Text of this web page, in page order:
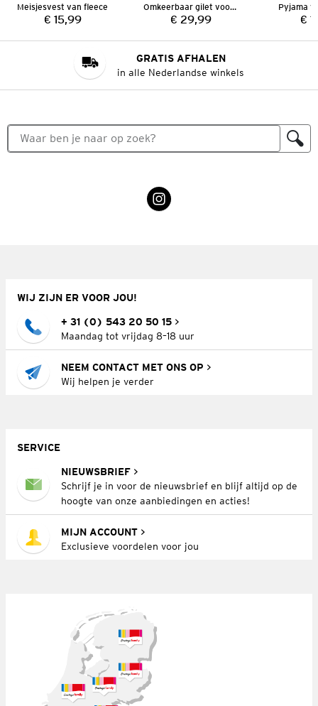
Meisjesvest van fleece
Prijs:
€ 15,99
Omkeerbaar gilet voor meisjes
Prijs:
€ 29,99
Pyjama
€
GRATIS AFHALEN
in alle Nederlandse winkels
WIJ ZIJN ER VOOR JOU!
+ 31 (0) 543 20 50 15
Maandag tot vrijdag 8–18 uur
NEEM CONTACT MET ONS OP
Wij helpen je verder
SERVICE
NIEUWSBRIEF
Schrijf je in voor de nieuwsbrief en blijf altijd op de
hoogte van onze aanbiedingen en acties!
MIJN ACCOUNT
Exclusieve voordelen voor jou